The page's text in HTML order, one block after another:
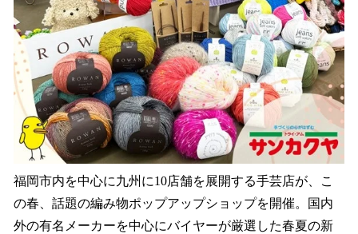
福岡市内を中心に九州に10店舗を展開する手芸店が、こ
の春、話題の編み物ポップアップショップを開催。国内
外の有名メーカーを中心にバイヤーが厳選した春夏の新